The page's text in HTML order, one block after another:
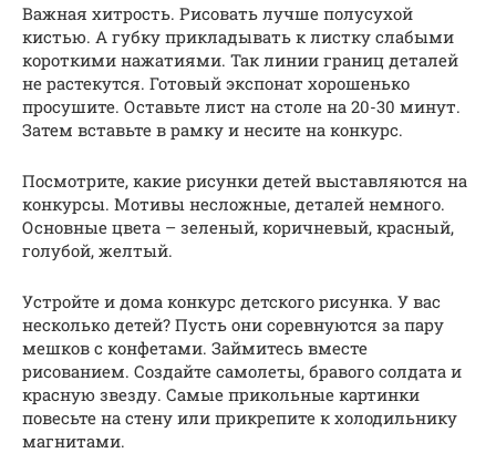
Важная хитрость. Рисовать лучше полусухой
кистью. А губку прикладывать к листку слабыми
короткими нажатиями. Так линии границ деталей
не растекутся. Готовый экспонат хорошенько
просушите. Оставьте лист на столе на 20-30 минут.
Затем вставьте в рамку и несите на конкурс.
Посмотрите, какие рисунки детей выставляются на
конкурсы. Мотивы несложные, деталей немного.
Основные цвета – зеленый, коричневый, красный,
голубой, желтый.
Устройте и дома конкурс детского рисунка. У вас
несколько детей? Пусть они соревнуются за пару
мешков с конфетами. Займитесь вместе
рисованием. Создайте самолеты, бравого солдата и
красную звезду. Самые прикольные картинки
повесьте на стену или прикрепите к холодильнику
магнитами.